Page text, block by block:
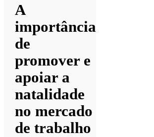
A
importância
de
promover e
apoiar a
natalidade
no mercado
de trabalho